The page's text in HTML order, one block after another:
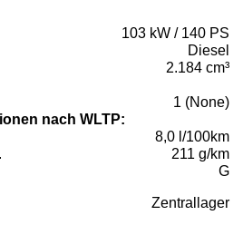
103 kW / 140 PS
Diesel
2.184 cm³
1 (None)
nach WLTP:
8,0 l/100km
211 g/km
G
Zentrallager